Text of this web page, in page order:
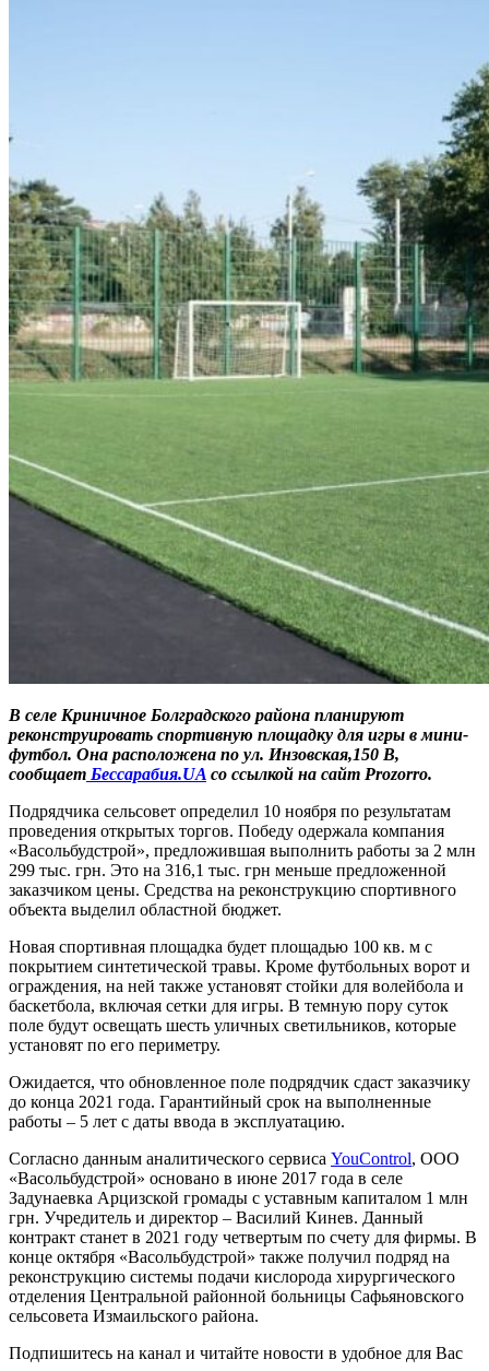
В селе Криничное Болградского района планируют
реконструировать спортивную площадку для игры в мини-
футбол. Она расположена по ул. Инзовская,150 В,
сообщает Бессарабия.UA со ссылкой на сайт Prozorro.
Подрядчика сельсовет определил 10 ноября по результатам
проведения открытых торгов. Победу одержала компания
«Васольбудстрой», предложившая выполнить работы за 2 млн
299 тыс. грн. Это на 316,1 тыс. грн меньше предложенной
заказчиком цены. Средства на реконструкцию спортивного
объекта выделил областной бюджет.
Новая спортивная площадка будет площадью 100 кв. м с
покрытием синтетической травы. Кроме футбольных ворот и
ограждения, на ней также установят стойки для волейбола и
баскетбола, включая сетки для игры. В темную пору суток
поле будут освещать шесть уличных светильников, которые
установят по его периметру.
Ожидается, что обновленное поле подрядчик сдаст заказчику
до конца 2021 года. Гарантийный срок на выполненные
работы – 5 лет с даты ввода в эксплуатацию.
Согласно данным аналитического сервиса YouControl, ООО
«Васольбудстрой» основано в июне 2017 года в селе
Задунаевка Арцизской громады с уставным капиталом 1 млн
грн. Учредитель и директор – Василий Кинев. Данный
контракт станет в 2021 году четвертым по счету для фирмы. В
конце октября «Васольбудстрой» также получил подряд на
реконструкцию системы подачи кислорода хирургического
отделения Центральной районной больницы Сафьяновского
сельсовета Измаильского района.
Подпишитесь на канал и читайте новости в удобное для Вас